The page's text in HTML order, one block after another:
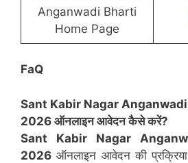
Anganwadi Bharti
Home Page
FaQ
Sant Kabir Nagar
2026 ऑनलाइन आवेदन कैसे करें?
Sant Kabir Nagar
2026 ऑनलाइन आवेदन की